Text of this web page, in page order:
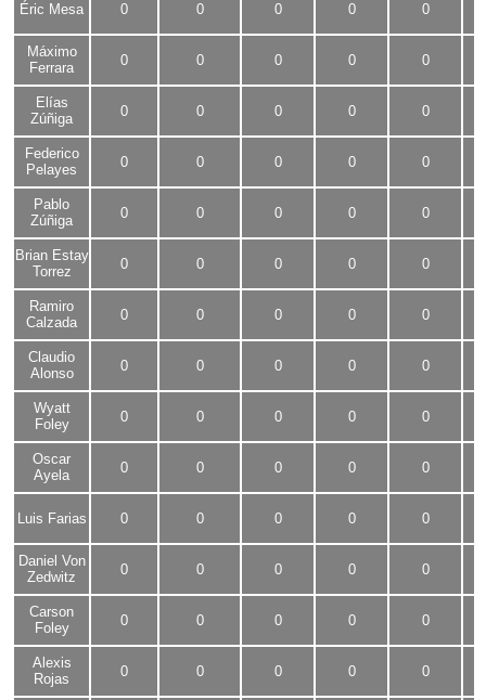
Éric Mesa 0 0 0 0 0
Máximo
Ferrara
0 0 0 0 0
Elías
Zúñiga
0 0 0 0 0
Federico
Pelayes
0 0 0 0 0
Pablo
Zúñiga
0 0 0 0 0
Brian Estay
Torrez
0 0 0 0 0
Ramiro
Calzada
0 0 0 0 0
Claudio
Alonso
0 0 0 0 0
Wyatt
Foley
0 0 0 0 0
Oscar
Ayela
0 0 0 0 0
Luis Farias 0 0 0 0 0
Daniel Von
Zedwitz
0 0 0 0 0
Carson
Foley
0 0 0 0 0
Alexis
Rojas
0 0 0 0 0